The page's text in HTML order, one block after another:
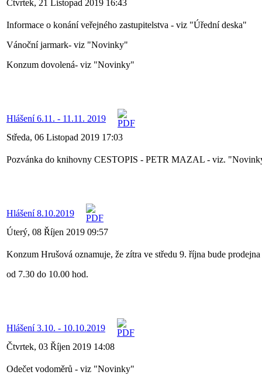
Čtvrtek, 21 Listopad 2019 16:43
Informace o konání veřejného zastupitelstva - viz "Úřední deska"
Vánoční jarmark- viz "Novinky"
Konzum dovolená- viz "Novinky"
Hlášení 6.11. - 11.11. 2019
Středa, 06 Listopad 2019 17:03
Pozvánka do knihovny CESTOPIS - PETR MAZAL - viz.
Hlášení 8.10.2019
Úterý, 08 Říjen 2019 09:57
Konzum Hrušová oznamuje, že zítra ve středu 9. října bude prodejna
od 7.30 do 10.00 hod.
Hlášení 3.10. - 10.10.2019
Čtvrtek, 03 Říjen 2019 14:08
Odečet vodoměrů - viz "Novinky"